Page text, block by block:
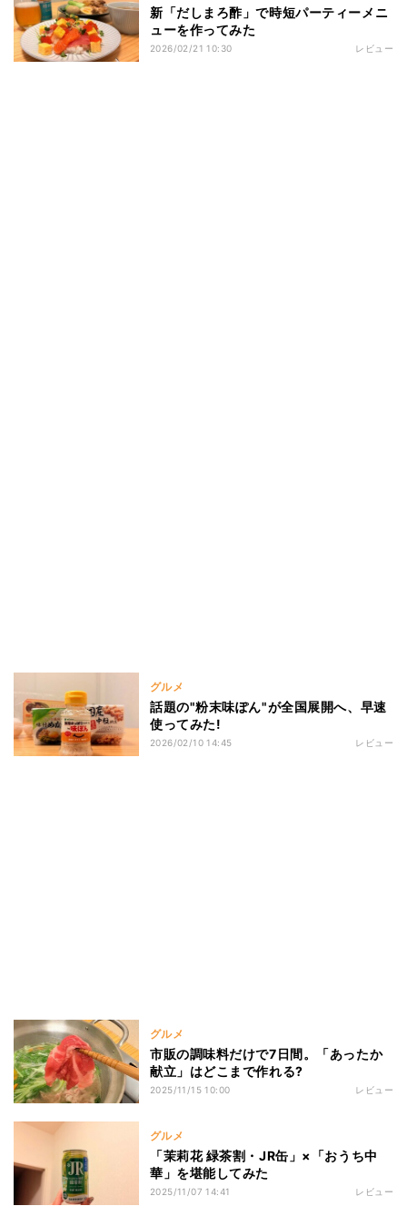
新「だしまろ酢」で時短パーティーメニ
ューを作ってみた
2026/02/21 10:30 レビュー
グルメ
話題の"粉末味ぽん"が全国展開へ、早速
使ってみた!
2026/02/10 14:45 レビュー
グルメ
市販の調味料だけで7日間。「あったか
献立」はどこまで作れる?
2025/11/15 10:00 レビュー
グルメ
「茉莉花 緑茶割・JR缶」×「おうち中
華」を堪能してみた
2025/11/07 14:41 レビュー